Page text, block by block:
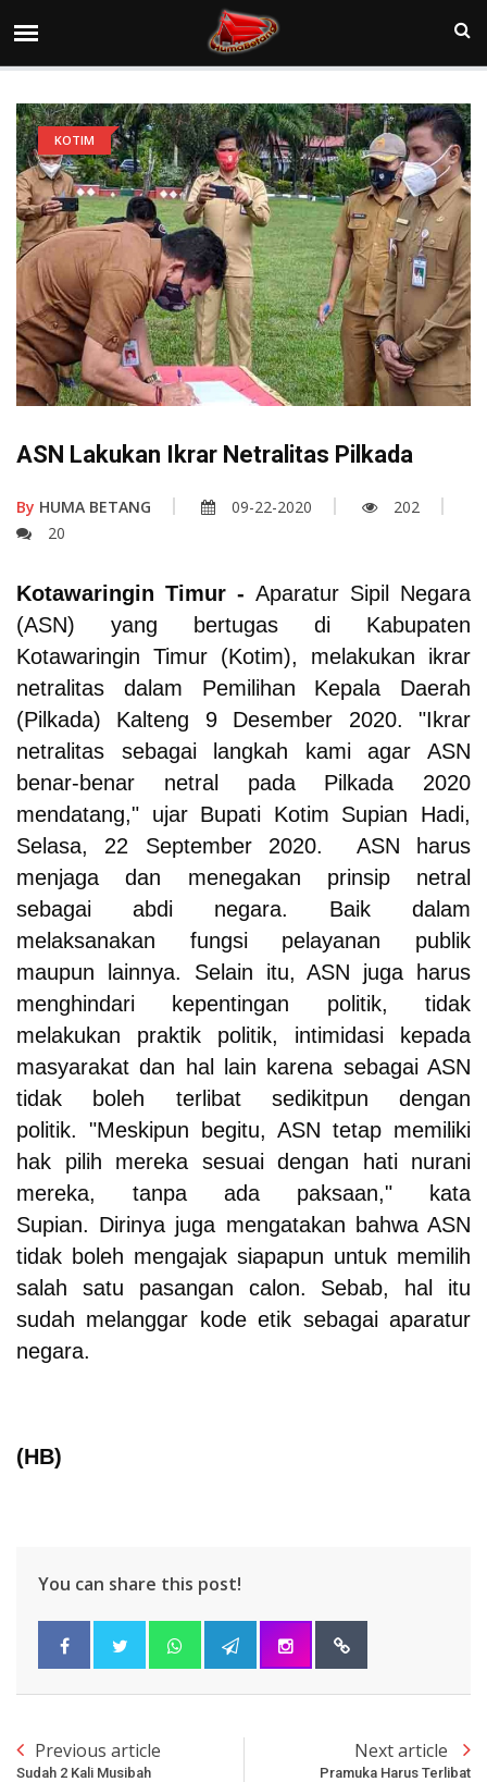
KOTIM
ASN Lakukan Ikrar Netralitas Pilkada
By HUMA BETANG 09-22-2020
202
20
Kotawaringin Timur - Aparatur Sipil Negara
(ASN) yang bertugas di Kabupaten
Kotawaringin Timur (Kotim), melakukan ikrar
netralitas dalam Pemilihan Kepala Daerah
(Pilkada) Kalteng 9 Desember 2020. "Ikrar
netralitas sebagai langkah kami agar ASN
benar-benar netral pada Pilkada 2020
mendatang," ujar Bupati Kotim Supian Hadi,
Selasa, 22 September 2020. ASN harus
menjaga dan menegakan prinsip netral
sebagai abdi negara. Baik dalam
melaksanakan fungsi pelayanan publik
maupun lainnya. Selain itu, ASN juga harus
menghindari kepentingan politik, tidak
melakukan praktik politik, intimidasi kepada
masyarakat dan hal lain karena sebagai ASN
tidak boleh terlibat sedikitpun dengan
politik. "Meskipun begitu, ASN tetap memiliki
hak pilih mereka sesuai dengan hati nurani
mereka, tanpa ada paksaan," kata
Supian. Dirinya juga mengatakan bahwa ASN
tidak boleh mengajak siapapun untuk memilih
salah satu pasangan calon. Sebab, hal itu
sudah melanggar kode etik sebagai aparatur
negara.
(HB)
You can share this post!
Previous article
Sudah 2 Kali Musibah
Next article
Pramuka Harus Terlibat